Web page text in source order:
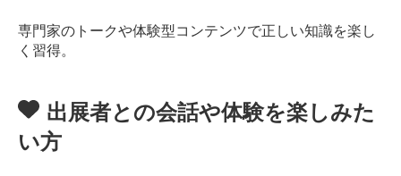
専門家のトークや体験型コンテンツで正しい知識を楽し
く習得。
出展者との会話や体験を楽しみた
い方